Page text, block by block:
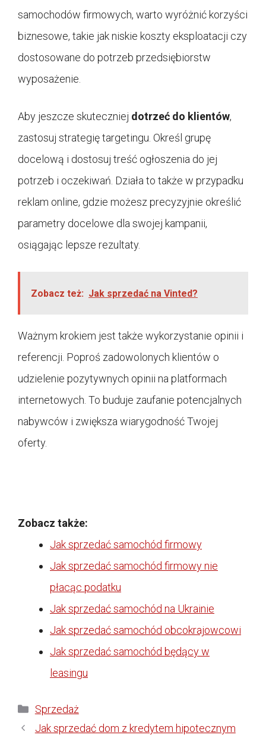
samochodów firmowych, warto wyróżnić korzyści
biznesowe, takie jak niskie koszty eksploatacji czy
dostosowane do potrzeb przedsiębiorstw
wyposażenie.
Aby jeszcze skuteczniej dotrzeć do klientów,
zastosuj strategię targetingu. Określ grupę
docelową i dostosuj treść ogłoszenia do jej
potrzeb i oczekiwań. Działa to także w przypadku
reklam online, gdzie możesz precyzyjnie określić
parametry docelowe dla swojej kampanii,
osiągając lepsze rezultaty.
Zobacz też: Jak sprzedać na Vinted?
Ważnym krokiem jest także wykorzystanie opinii i
referencji. Poproś zadowolonych klientów o
udzielenie pozytywnych opinii na platformach
internetowych. To buduje zaufanie potencjalnych
nabywców i zwiększa wiarygodność Twojej
oferty.
Zobacz także:
Jak sprzedać samochód firmowy
Jak sprzedać samochód firmowy nie
płacąc podatku
Jak sprzedać samochód na Ukrainie
Jak sprzedać samochód obcokrajowcowi
Jak sprzedać samochód będący w
leasingu
Kategorie
Sprzedaż
Jak sprzedać dom z kredytem hipotecznym